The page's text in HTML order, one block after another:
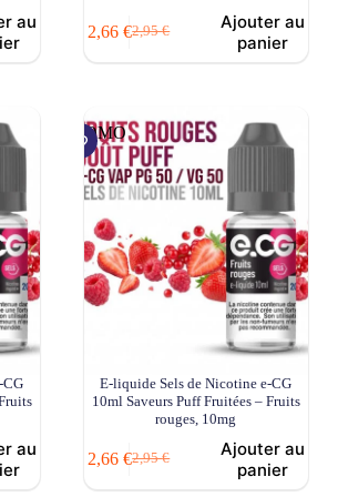
au
2,95€
Le
2,95 €.
2,66€Le
2,66 €.
Ajouter au
panier
CG
au
PROMO
E-liquide Sels de Nicotine e-CG
10ml Saveurs Puff Fruitées – Fruits
rouges, 10mg
2,95€
Le
2,66€Le
Ajouter au
panier